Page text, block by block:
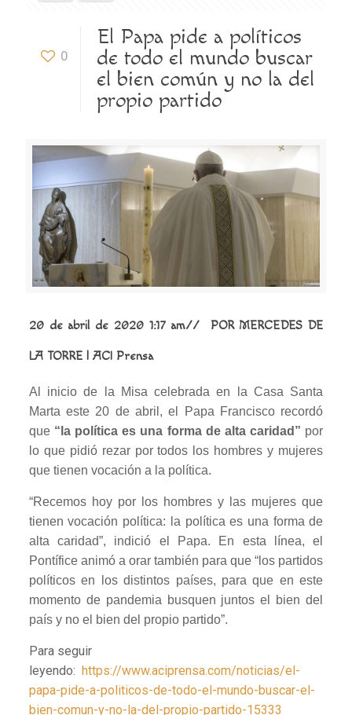
0
El Papa pide a políticos
de todo el mundo buscar
el bien común y no la del
propio partido
20 de abril de 2020 1:17 am// POR MERCEDES DE
LA TORRE| ACI Prensa
Al inicio de la Misa celebrada en la Casa Santa
Marta este 20 de abril, el Papa Francisco recordó
que “la política es una forma de alta caridad” por
lo que pidió rezar por todos los hombres y mujeres
que tienen vocación a la política.
“Recemos hoy por los hombres y las mujeres que
tienen vocación política: la política es una forma de
alta caridad”, indició el Papa. En esta línea, el
Pontífice animó a orar también para que “los partidos
políticos en los distintos países, para que en este
momento de pandemia busquen juntos el bien del
país y no el bien del propio partido”.
Para seguir
leyendo: https://www.aciprensa.com/noticias/el-
papa-pide-a-politicos-de-todo-el-mundo-buscar-el-
bien-comun-y-no-la-del-propio-partido-15333